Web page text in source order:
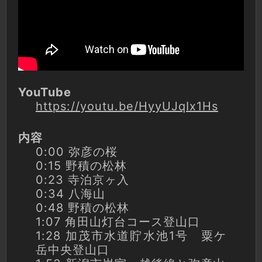
YouTube
https://youtu.be/HyyUJqIx1Hs
内容
0:00 弥彦の桜
0:15 野積の松林
0:23 寺泊京ヶ入
0:34 八海山
0:48 野積の松林
1:07 角田山灯台コース登山口
1:28 加茂市水道貯水池1号 粟ケ
岳中央登山口